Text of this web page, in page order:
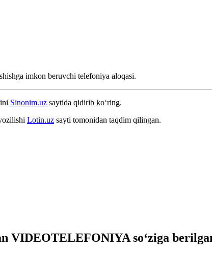
imkon beruvchi telefoniya aloqasi.
Sinonim.uz saytida qidirib ko‘ring.
Lotin.uz sayti tomonidan taqdim qilingan.
VIDEOTELEFONIYA so‘ziga